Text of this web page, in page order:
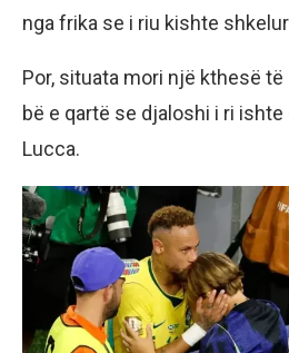
nga frika se i riu kishte
Por, situata mori një kthesë të
bë e qartë se djaloshi i ri ishte
Lucca.